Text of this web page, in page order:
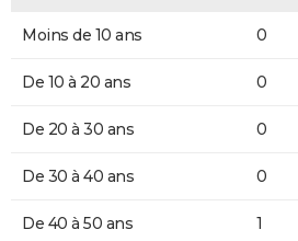
Moins de 10 ans 0
De 10 à 20 ans 0
De 20 à 30 ans 0
De 30 à 40 ans 0
De 40 à 50 ans 1